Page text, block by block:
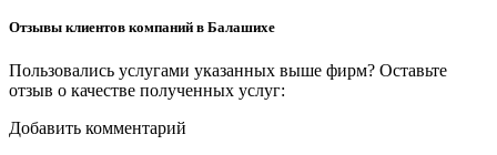
Отзывы клиентов компаний в Балашихе
Пользовались услугами указанных выше фирм? Оставьте
отзыв о качестве полученных услуг:
Добавить комментарий